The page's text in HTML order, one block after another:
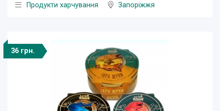
Продукти харчування
Запоріжжя
36 грн.